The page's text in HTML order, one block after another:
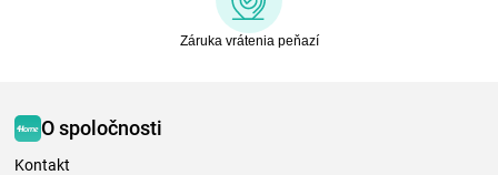
Záruka vrátenia peňazí
O spoločnosti
Kontakt